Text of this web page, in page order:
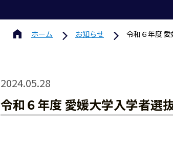
ホーム お知らせ 令和６年度
2024.05.28
令和６年度 愛媛大学入学者選